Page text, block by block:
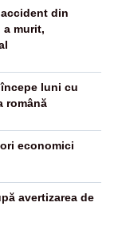
din
a murit,
luni cu
română
economici
avertizarea de